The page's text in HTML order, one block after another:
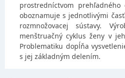
prostredníctvom prehľadného
oboznamuje s jednotlivými
rozmnožovacej sústavy.
menštruačný cyklus ženy v
Problematiku dopĺňa
s jej základným delením.